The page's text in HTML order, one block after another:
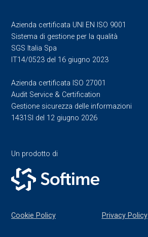
Azienda certificata UNI EN ISO 9001
Sistema di gestione per la qualità
SGS Italia Spa
IT14/0523 del 16 giugno 2023
Azienda certificata ISO 27001
Audit Service & Certification
Gestione sicurezza delle informazioni
1431SI del 12 giugno 2026
Un prodotto di
Cookie Policy Privacy Policy